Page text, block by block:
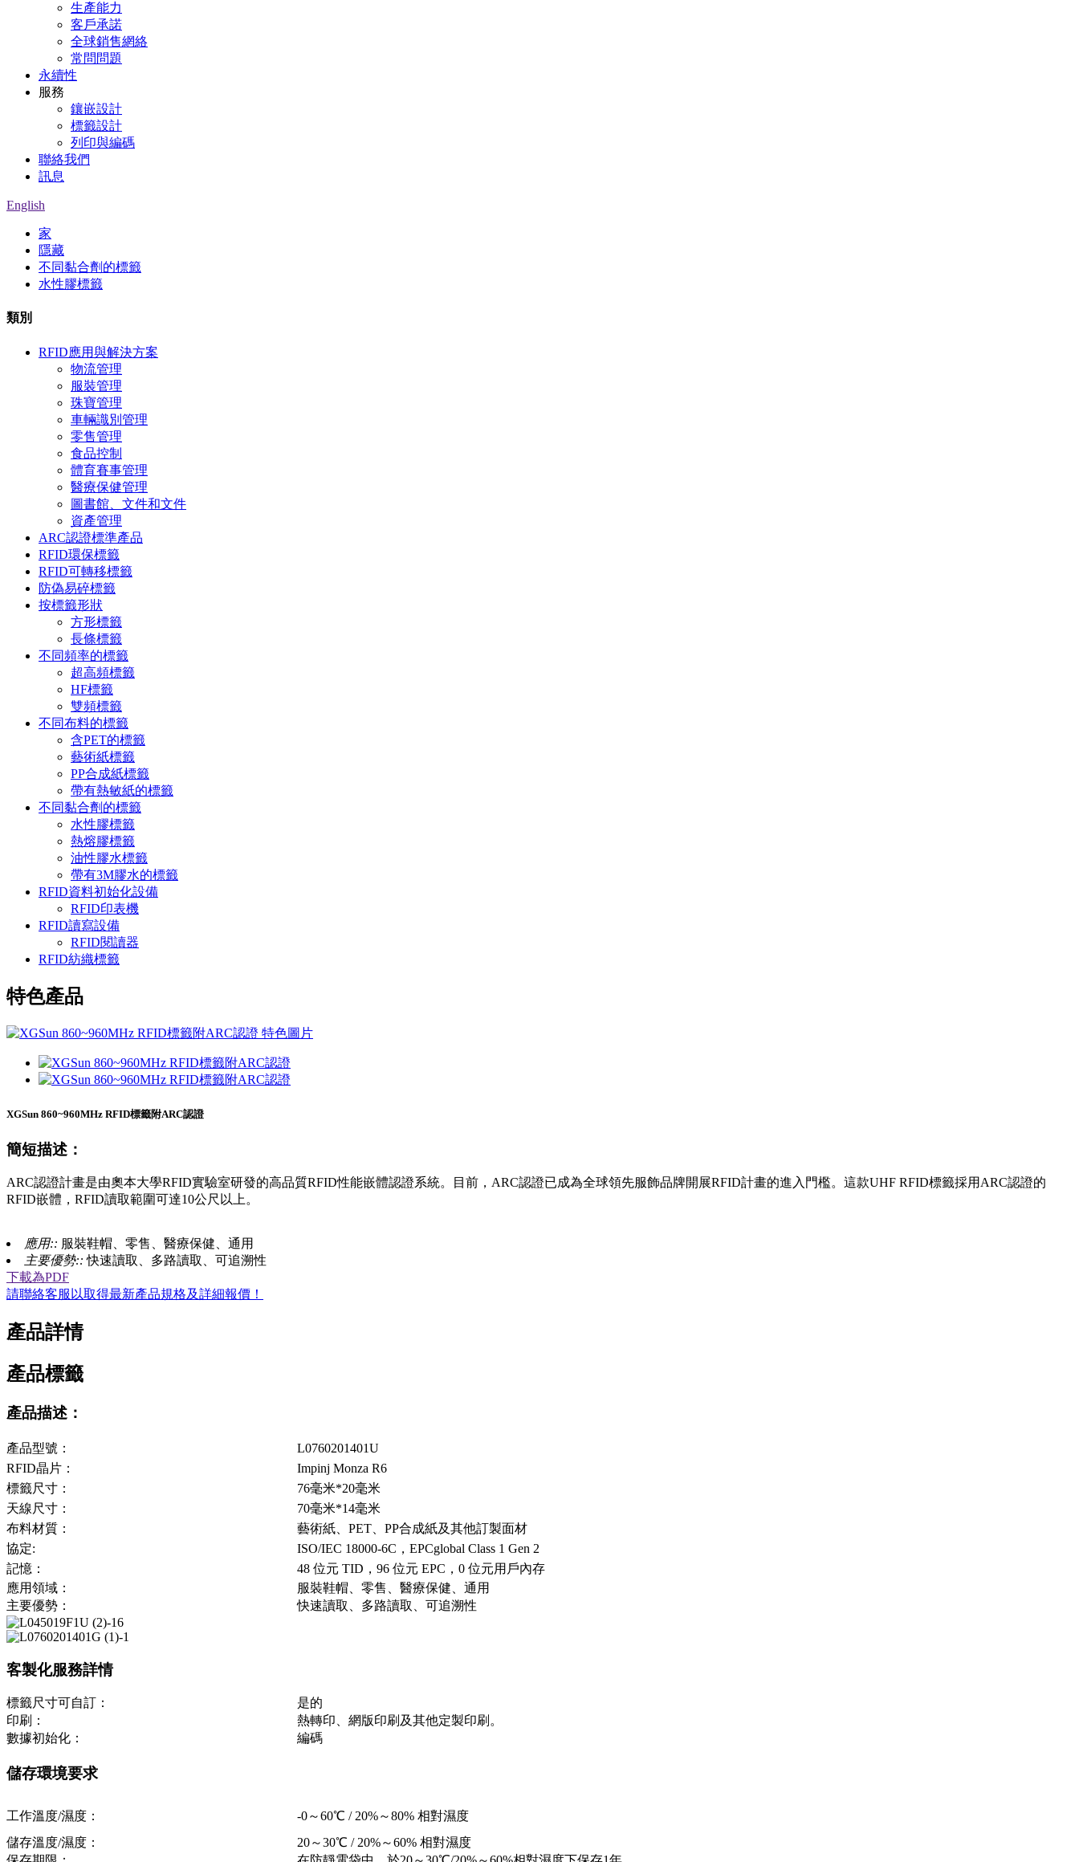
生產能力
客戶承諾
全球銷售網絡
常問問題
永續性
服務
鑲嵌設計
標籤設計
列印與編碼
聯絡我們
訊息
English
家
隱藏
不同黏合劑的標籤
水性膠標籤
類別
RFID應用與解決方案
物流管理
服裝管理
珠寶管理
車輛識別管理
零售管理
食品控制
體育賽事管理
醫療保健管理
圖書館、文件和文件
資產管理
ARC認證標準產品
RFID環保標籤
RFID可轉移標籤
防偽易碎標籤
按標籤形狀
方形標籤
長條標籤
不同頻率的標籤
超高頻標籤
HF標籤
雙頻標籤
不同布料的標籤
含PET的標籤
藝術紙標籤
PP合成紙標籤
帶有熱敏紙的標籤
不同黏合劑的標籤
水性膠標籤
熱熔膠標籤
油性膠水標籤
帶有3M膠水的標籤
RFID資料初始化設備
RFID印表機
RFID讀寫設備
RFID閱讀器
RFID紡織標籤
特色產品
XGSun 860~960MHz RFID標籤附ARC認證
簡短描述：
ARC認證計畫是由奧本大學RFID實驗室研發的高品質RFID性能嵌體認證系統。目前，ARC認證已成為全球領先服飾品牌開展RFID計畫的進入門檻。這款UHF RFID標籤採用ARC認證的
RFID嵌體，RFID讀取範圍可達10公尺以上。
應用:: 服裝鞋帽、零售、醫療保健、通用
主要優勢::快速讀取、多路讀取、可追溯性
下載為PDF
請聯絡客服以取得最新產品規格及詳細報價！
產品詳情
產品標籤
產品描述：
產品型號：
L0760201401U
RFID晶片：
Impinj Monza R6
標籤尺寸：
76毫米*20毫米
天線尺寸：
70毫米*14毫米
布料材質：
藝術紙、PET、PP合成紙及其他訂製面材
協定:
ISO/IEC 18000-6C，EPCglobal Class 1 Gen 2
記憶：
48 位元 TID，96 位元 EPC，0 位元用戶內存
應用領域：
服裝鞋帽、零售、醫療保健、通用
主要優勢：
快速讀取、多路讀取、可追溯性
客製化服務詳情
標籤尺寸可自訂：
是的
印刷：
熱轉印、網版印刷及其他定製印刷。
數據初始化：
編碼
儲存環境要求
工作溫度/濕度：
-0～60℃ / 20%～80% 相對濕度
儲存溫度/濕度：
20～30℃ / 20%～60% 相對濕度